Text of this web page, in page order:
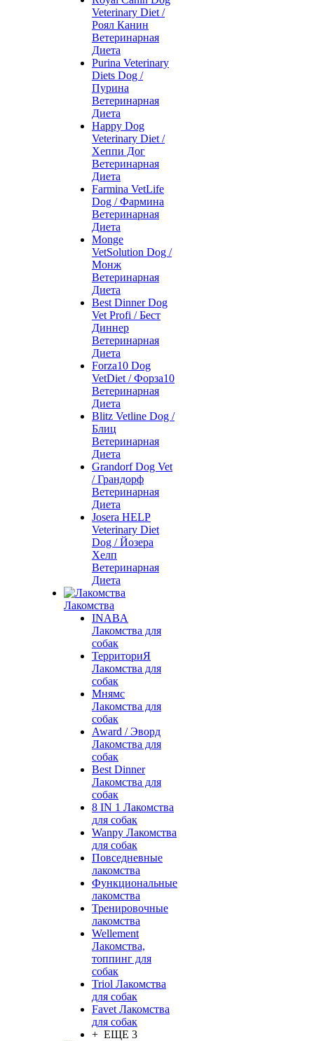
Veterinary Diet /
Роял Канин
Ветеринарная
Диета
Purina Veterinary
Diets Dog /
Пурина
Ветеринарная
Диета
Happy Dog
Veterinary Diet /
Хеппи Дог
Ветеринарная
Диета
Farmina VetLife
Dog / Фармина
Ветеринарная
Диета
Monge
VetSolution Dog /
Монж
Ветеринарная
Диета
Best Dinner Dog
Vet Profi / Бест
Диннер
Ветеринарная
Диета
Forza10 Dog
VetDiet / Форза10
Ветеринарная
Диета
Blitz Vetline Dog /
Блиц
Ветеринарная
Диета
Grandorf Dog Vet
/ Грандорф
Ветеринарная
Диета
Josera HELP
Veterinary Diet
Dog / Йозера
Хелп
Ветеринарная
Диета
Лакомства
INABA
Лакомства для
собак
ТерриториЯ
Лакомства для
собак
Мнямс
Лакомства для
собак
Award / Эворд
Лакомства для
собак
Best Dinner
Лакомства для
собак
8 IN 1 Лакомства
для собак
Wanpy Лакомства
для собак
Повседневные
лакомства
Функциональные
лакомства
Тренировочные
лакомства
Wellement
Лакомства,
топпинг для
собак
Triol Лакомства
для собак
Favet Лакомства
для собак
+ ЕЩЕ 3